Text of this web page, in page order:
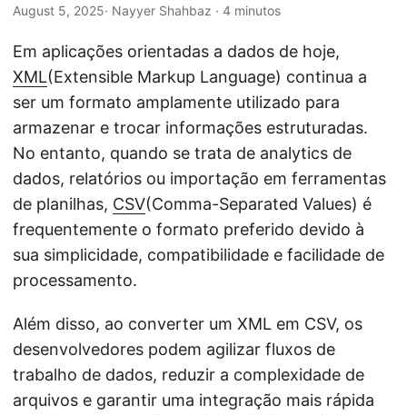
o
August 5, 2025· Nayyer Shahbaz · 4 minutos
Em aplicações orientadas a dados de hoje,
XML(Extensible Markup Language) continua a
ser um formato amplamente utilizado para
armazenar e trocar informações estruturadas.
No entanto, quando se trata de analytics de
dados, relatórios ou importação em ferramentas
de planilhas, CSV(Comma-Separated Values) é
frequentemente o formato preferido devido à
sua simplicidade, compatibilidade e facilidade de
processamento.
Além disso, ao converter um XML em CSV, os
desenvolvedores podem agilizar fluxos de
trabalho de dados, reduzir a complexidade de
arquivos e garantir uma integração mais rápida